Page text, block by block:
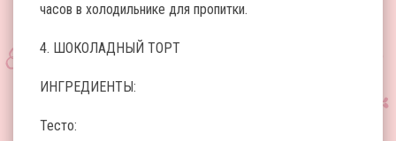
часов в холодильнике для пропитки.
4. ШОКОЛАДНЫЙ ТОРТ
ИНГРЕДИЕНТЫ:
Тесто: